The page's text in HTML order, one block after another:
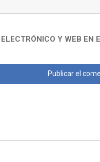
Y WEB